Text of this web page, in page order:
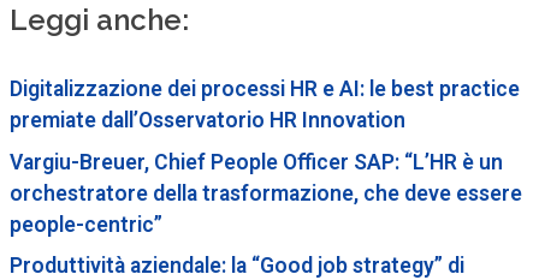
Leggi anche:
Digitalizzazione dei processi HR e AI: le best practice
premiate dall’Osservatorio HR Innovation
Vargiu-Breuer, Chief People Officer SAP: “L’HR è un
orchestratore della trasformazione, che deve essere
people-centric”
Produttività aziendale: la “Good job strategy” di